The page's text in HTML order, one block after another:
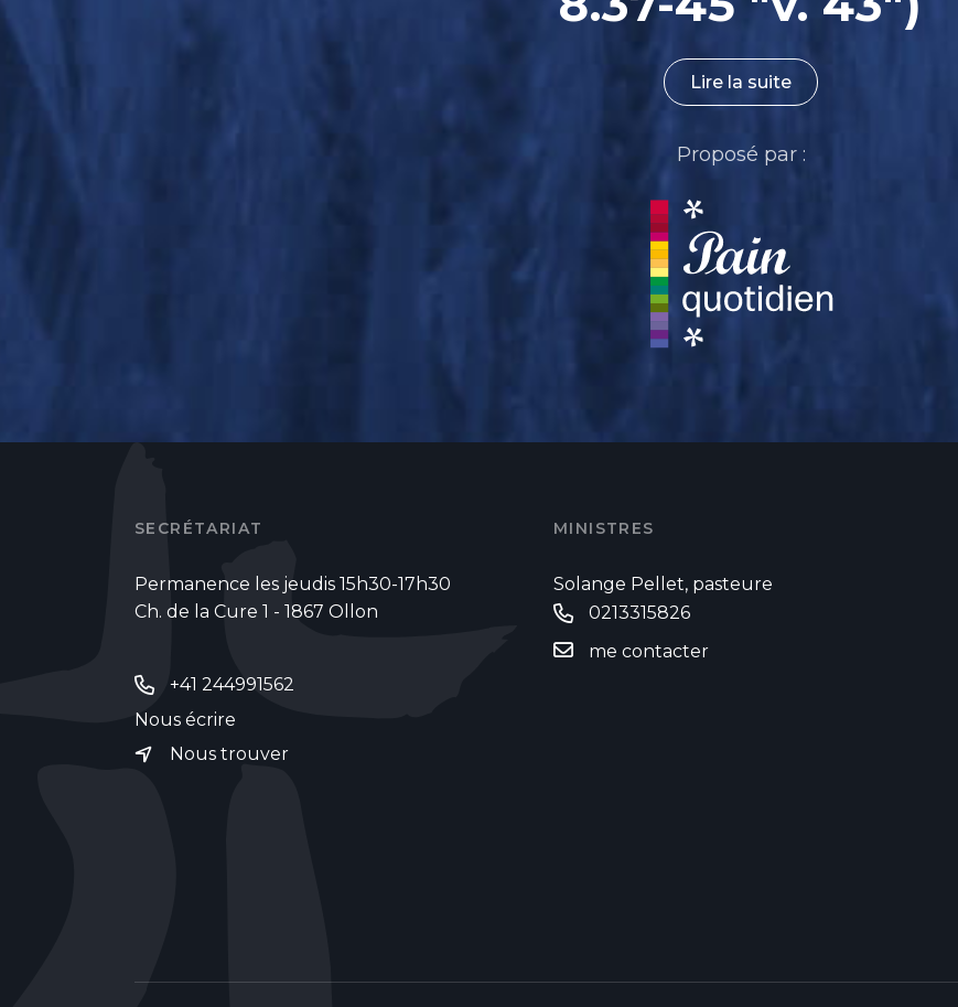
Lire la suite
Proposé par :
SECRÉTARIAT
Permanence les jeudis 15h30-17h30
Ch. de la Cure 1 - 1867 Ollon
+41 244991562
Nous écrire
Nous trouver
MINISTRES
Solange Pellet, pasteure
0213315826
me contacter